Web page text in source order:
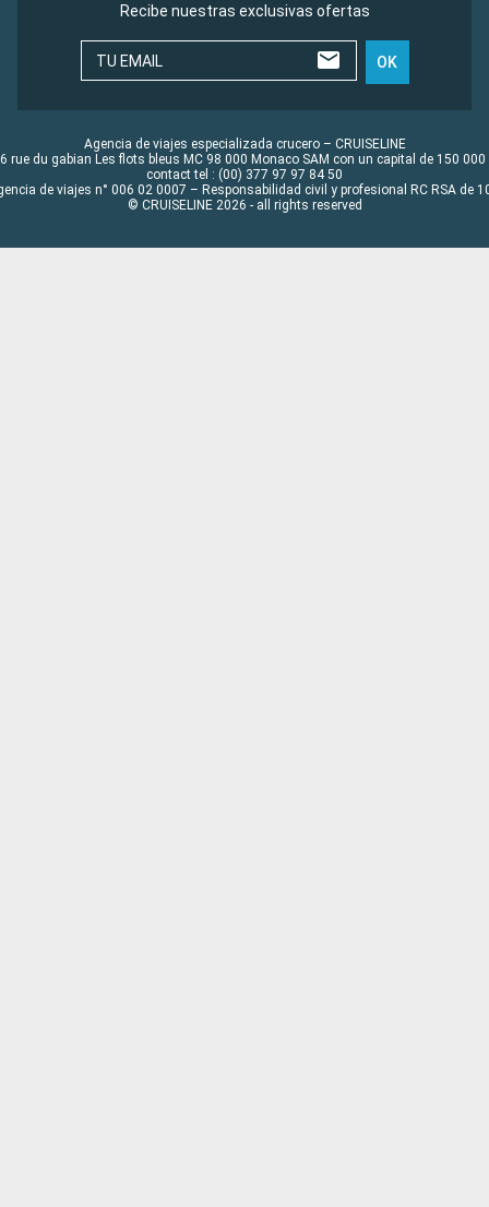
Recibe nuestras exclusivas ofertas
TU EMAIL OK
Agencia de viajes especializada crucero – CRUISELINE
rue du gabian Les flots bleus MC 98 000 Monaco SAM con un capital de 150 000
contact tel : (00) 377 97 97 84 50
de viajes n° 006 02 0007 – Responsabilidad civil y profesional RC RSA de
© CRUISELINE 2026 - all rights reserved